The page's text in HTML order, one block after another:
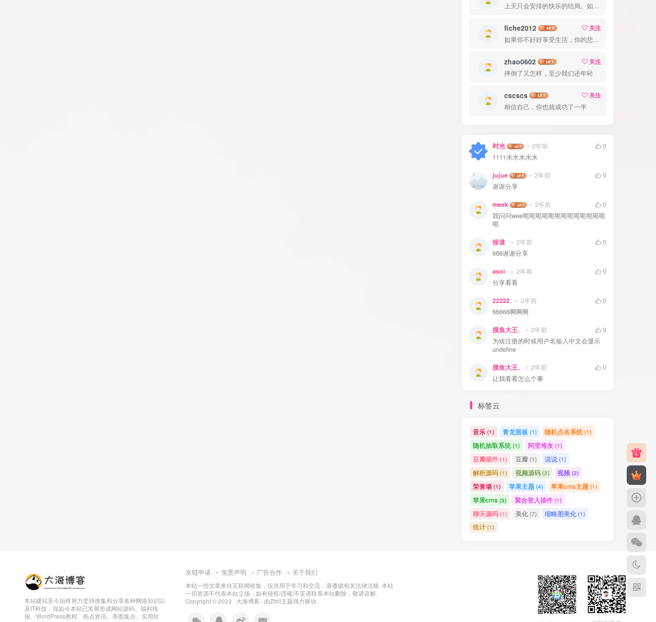
上天只会安排的快乐的结局。如果不快乐，说明还不是最后结局
fiche2012
关注
如果你不好好享受生活，你的悲伤、难过、害怕、羞愧和内疚会代替你享受
zhao0602
关注
摔倒了又怎样，至少我们还年轻
cscscs
关注
相信自己，你也就成功了一半
时光 2年前
0
1111水水水水水
jujue 2年前
0
谢谢分享
meek 2年前
0
我问问wee呃呃呃呃呃呃呃呃呃呃呃呃呃
呃
徐道 2年前
0
666谢谢分享
asoi 2年前
0
分享看看
22222 2年前
0
66666啊啊啊
摸鱼大王. 2年前
0
为啥注册的时候用户名输入中文会显示
undefine
摸鱼大王. 2年前
0
让我看看怎么个事
标签云
音乐(1) 青龙面板 (1) 随机点名系统(1)
随机抽取系统(1) 阿里堆友(1)
豆瓣插件(1) 豆瓣(1) 说说(1)
解析源码(1) 视频源码(2) 视频(2)
荣誉墙(1) 苹果主题 (4) 苹果cms主题 (1)
苹果cms (3) 聚合登入插件(1)
聊天源码(1) 美化(7) 缩略图美化(1)
统计(1)
本站建站至今始终努力坚持搜集和分享各种网络知识以
及IT科技，现如今本站已发展形成网站源码、福利线
报、WordPress教程、热点资讯、美图集合、实用软
友链申请 免责声明 广告合作 关于我们
本站一些文章来自互联网收集，仅供用于学习和交流，请遵循相关法律法规. 本站
一切资源不代表本站立场，如有侵权/违规/不妥请联系本站删除，敬请谅解.
Copyright © 2023 · 大海博客 · 由Zibll主题强力驱动.